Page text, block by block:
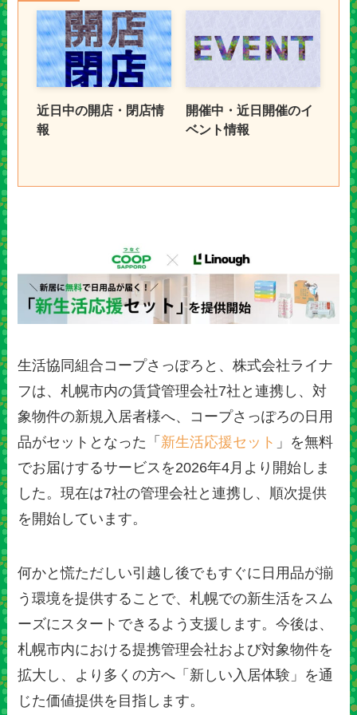
近日中の開店・閉店情
報
開催中・近日開催のイ
ベント情報
生活協同組合コープさっぽろと、株式会社ライナ
フは、札幌市内の賃貸管理会社7社と連携し、対
象物件の新規入居者様へ、コープさっぽろの日用
品がセットとなった「 新生活応援セット 」を無料
でお届けするサービスを2026年4月より開始しま
した。現在は7社の管理会社と連携し、順次提供
を開始しています。
何かと慌ただしい引越し後でもすぐに日用品が揃
う環境を提供することで、札幌での新生活をスム
ーズにスタートできるよう支援します。今後は、
札幌市内における提携管理会社および対象物件を
拡大し、より多くの方へ「新しい入居体験」を通
じた価値提供を目指します。